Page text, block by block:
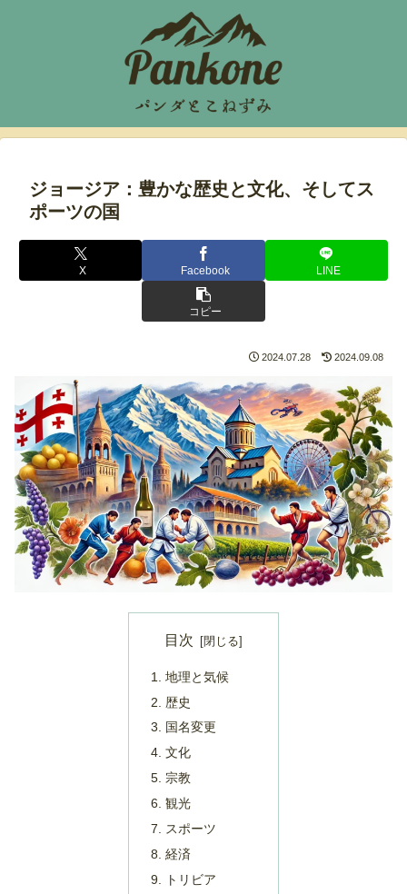
ジョージア：豊かな歴史と文化、そしてス
ポーツの国
X Facebook LINE
コピー
2024.07.28 2024.09.08
目次
地理と気候
歴史
国名変更
文化
宗教
観光
スポーツ
経済
トリビア